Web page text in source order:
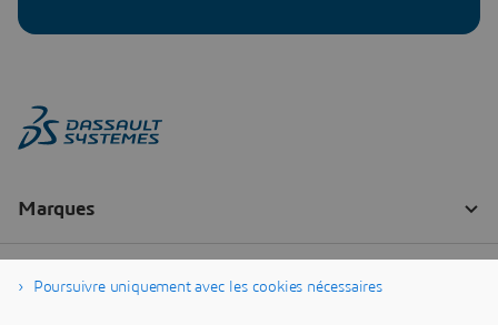
Poursuivre uniquement avec les cookies nécessaires